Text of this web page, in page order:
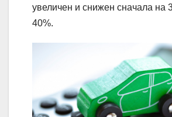
увеличен и снижен сначала на
40%.